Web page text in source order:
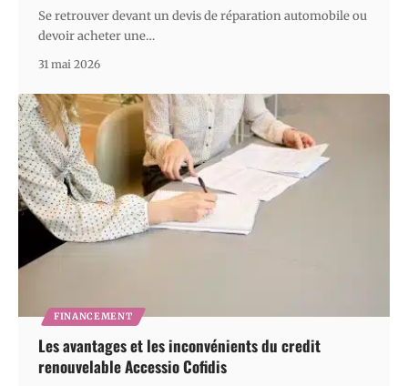
Se retrouver devant un devis de réparation automobile ou
devoir acheter une…
31 mai 2026
FINANCEMENT
Les avantages et les inconvénients du credit
renouvelable Accessio Cofidis